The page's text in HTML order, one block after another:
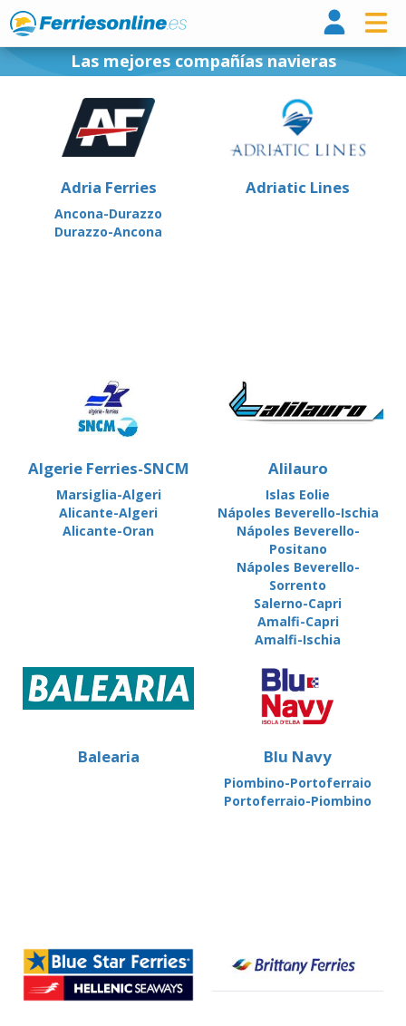
Las mejores compañías navieras
Adria Ferries
Ancona-Durazzo
Durazzo-Ancona
Adriatic Lines
Algerie Ferries-SNCM
Marsiglia-Algeri
Alicante-Algeri
Alicante-Oran
Alilauro
Islas Eolie
Nápoles Beverello-Ischia
Nápoles Beverello-
Positano
Nápoles Beverello-
Sorrento
Salerno-Capri
Amalfi-Capri
Amalfi-Ischia
Balearia Blu Navy
Piombino-Portoferraio
Portoferraio-Piombino